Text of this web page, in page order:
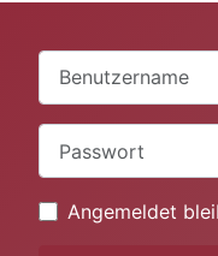
Benutzername
Passwort
Angemeldet